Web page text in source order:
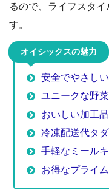
るので、ライフスタ
す。
オイシックスの魅力
安全でやさし
ユニークな野菜
おいしい加工品
冷凍配送代タダ
手軽なミール
お得なプライ